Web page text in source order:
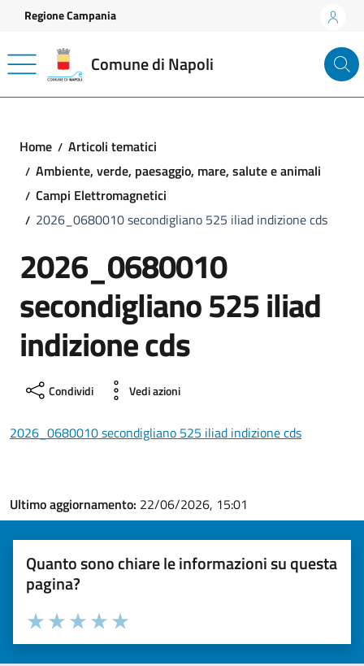
Vai ai contenuti
Vai al footer
Regione Campania
Comune di Napoli
Home
Articoli tematici
Ambiente, verde, paesaggio, mare, salute e animali
Campi Elettromagnetici
2026_0680010 secondigliano 525 iliad indizione cds
2026_0680010
secondigliano 525 iliad
indizione cds
Condividi Vedi azioni
2026_0680010 secondigliano 525 iliad indizione cds
Ultimo aggiornamento: 22/06/2026, 15:01
Quanto sono chiare le informazioni su questa
pagina?
Valuta la chiarezza delle informazioni (da 1 a 5 stelle)
Seleziona il numero di stelle per valutare la chiarezza delle
Valuta 5 stelle su 5
Valuta 4 stelle su 5
Valuta 3 stelle su 5
Valuta 2 stelle su 5
Valuta 1 stelle su 5